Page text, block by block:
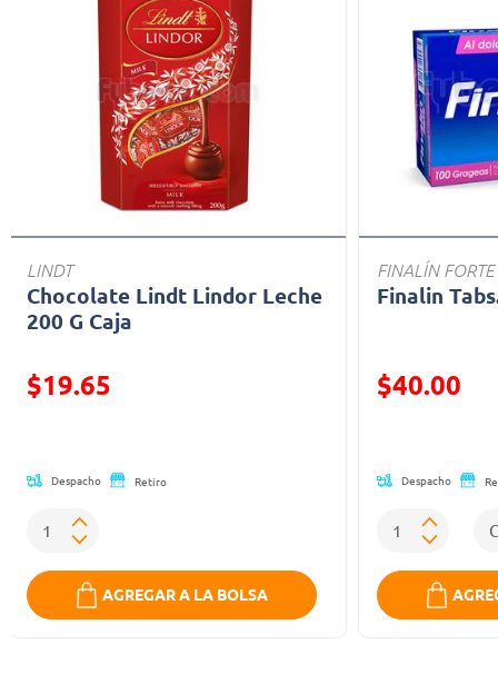
LINDT
Chocolate Lindt Lindor Leche
200 G Caja
Precio reducido de
$19.65
Despacho Retiro
AGREGAR A LA BOLSA
FINALÍN FORTE
Finalin
Precio
$40.00
Despacho